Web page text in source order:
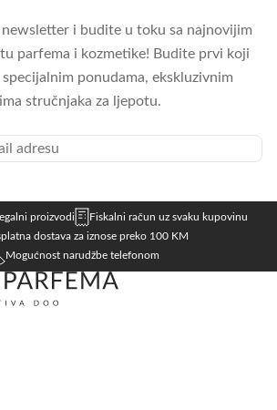
variants.
The
options
may
the
product
page
newsletter i budite u toku sa najnovijim
parfema i kozmetike! Budite prvi koji
ponudama, ekskluzivnim
stručnjaka za ljepotu.
proizvodi
Fiskalni račun uz svaku kupovinu
dostava za iznose preko 100 KM
Mogućnost narudžbe telefonom